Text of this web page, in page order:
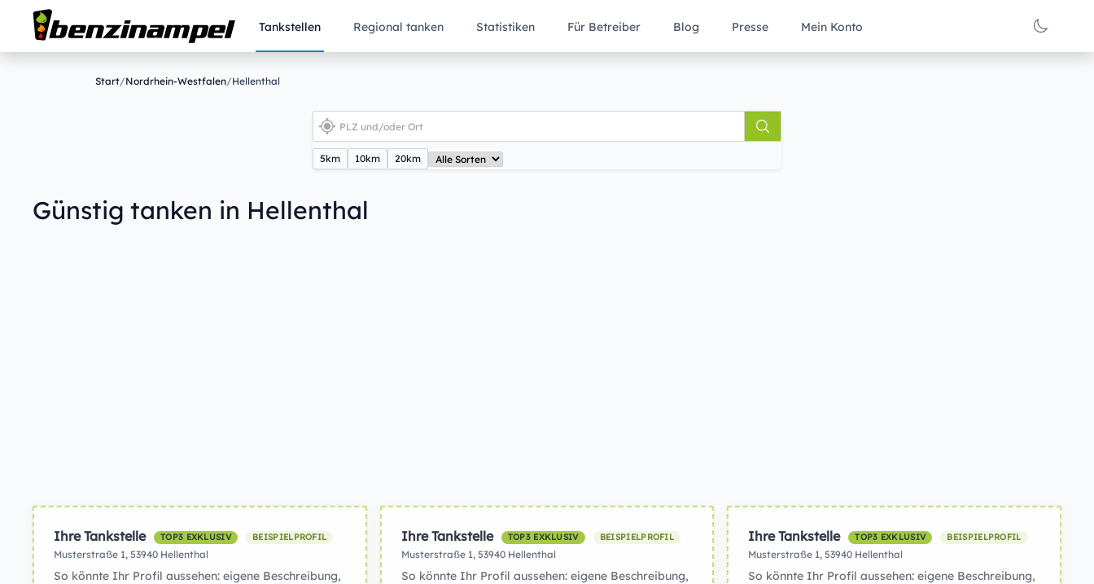
Tankstellen Regional tanken Statistiken Für Betreiber Blog Presse Mein Konto
Start/Nordrhein-Westfalen/Hellenthal
5km 10km 20km
Günstig tanken in Hellenthal
Ihre Tankstelle TOP3 EXKLUSIV BEISPIELPROFIL
Musterstraße 1, 53940 Hellenthal
So könnte Ihr Profil aussehen: eigene Beschreibung,
Ihre Tankstelle TOP3 EXKLUSIV BEISPIELPROFIL
Musterstraße 1, 53940 Hellenthal
So könnte Ihr Profil aussehen: eigene Beschreibung,
Ihre Tankstelle TOP3 EXKLUSIV BEISPIELPROFIL
Musterstraße 1, 53940 Hellenthal
So könnte Ihr Profil aussehen: eigene Beschreibung,